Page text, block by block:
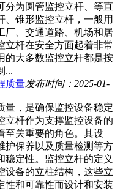
分为圆管监控立杆、等直
、锥形监控立杆，一般用
厂、交通道路、机场和居
立杆在安全方面起着非常
的大多数监控立杆都是按
...
质量发布时间：2025-01-
量，是确保监控设备稳定
立杆作为支撑监控设备的
至关重要的角色。其设
护保养以及质量检测等方
稳定性。监控立杆的定义
设备的立柱结构，这些立
性和可靠性而设计和安装